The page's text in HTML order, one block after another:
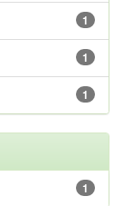
1
1
1
1